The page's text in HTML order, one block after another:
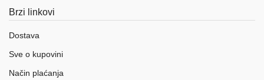
Brzi linkovi
Dostava
Sve o kupovini
Način plaćanja